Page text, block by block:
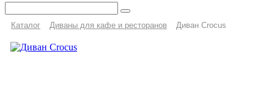
Каталог Диваны для кафе и ресторанов Диван Crocus